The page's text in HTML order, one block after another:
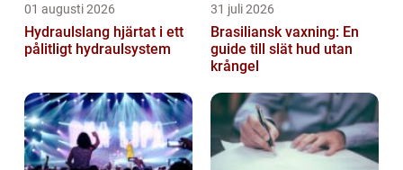
01 augusti 2026
Hydraulslang hjärtat i ett
pålitligt hydraulsystem
31 juli 2026
Brasiliansk vaxning: En
guide till slät hud utan
krångel